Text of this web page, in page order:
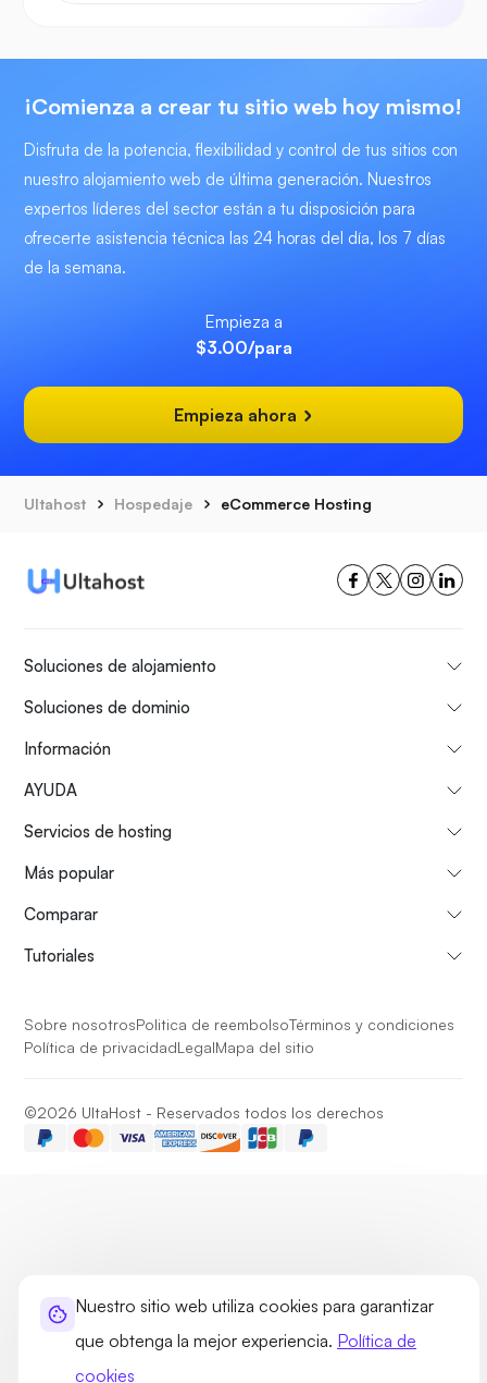
Nuestro sitio web utiliza cookies para garantizar
que obtenga la mejor experiencia. Política de
cookies
¡Comienza a crear tu sitio web hoy mismo!
Disfruta de la potencia, flexibilidad y control de tus sitios con
nuestro alojamiento web de última generación. Nuestros
expertos líderes del sector están a tu disposición para
ofrecerte asistencia técnica las 24 horas del día, los 7 días
de la semana.
Empieza a
$3.00/para
Empieza ahora
Ultahost Hospedaje eCommerce Hosting
Soluciones de alojamiento
Soluciones de dominio
Información
AYUDA
Servicios de hosting
Más popular
Comparar
Tutoriales
Sobre nosotrosPolitica de reembolsoTérminos y condiciones
Política de privacidadLegalMapa del sitio
©2026 UltaHost - Reservados todos los derechos